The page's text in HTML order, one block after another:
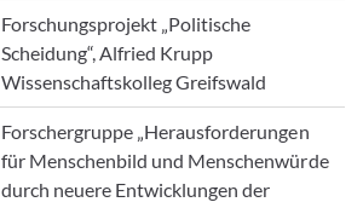
Forschungsprojekt „Politische
Scheidung“, Alfried Krupp
Wissenschaftskolleg Greifswald
Forschergruppe „Herausforderungen
für Menschenbild und Menschenwürde
durch neuere Entwicklungen der